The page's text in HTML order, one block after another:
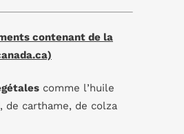
contenant de la
comme l’huile
de carthame, de colza